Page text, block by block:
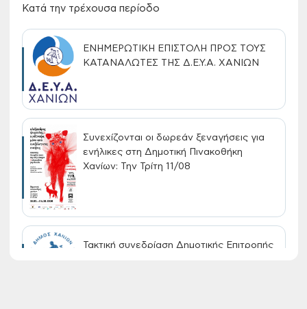
Κατά την τρέχουσα περίοδο
ΕΝΗΜΕΡΩΤΙΚΗ ΕΠΙΣΤΟΛΗ ΠΡΟΣ ΤΟΥΣ
ΚΑΤΑΝΑΛΩΤΕΣ ΤΗΣ Δ.Ε.Υ.Α. ΧΑΝΙΩΝ
Συνεχίζονται οι δωρεάν ξεναγήσεις για
ενήλικες στη Δημοτική Πινακοθήκη
Χανίων: Την Τρίτη 11/08
Τακτική συνεδρίαση Δημοτικής Επιτροπής